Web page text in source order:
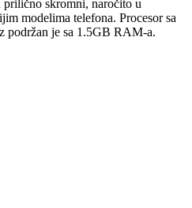
prilično skromni, naročito u
modelima telefona. Procesor sa
podržan je sa 1.5GB RAM-a.